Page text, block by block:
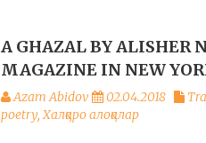
A GHAZAL BY ALISHER
MAGAZINE IN NEW
Azam Abidov 02.04.2018
poetry,Халқаро алоқалар